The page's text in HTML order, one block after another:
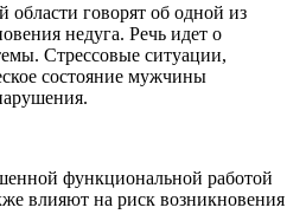
говорят об одной из
недуга. Речь идет о
Стрессовые ситуации,
состояние мужчины
функциональной работой
влияют на риск возникновения